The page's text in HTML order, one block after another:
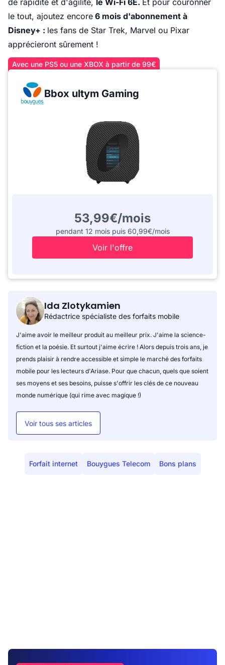
de rapidité et d'agilité, le Wi-Fi 6E. Et pour couronner
le tout, ajoutez encore 6 mois d'abonnement à
Disney+ : les fans de Star Trek, Marvel ou Pixar
apprécieront sûrement !
Avec une PS5 ou une XBOX à partir de 99€
Bbox ultym Gaming
53,99€/mois
pendant 12 mois puis 60,99€/mois
Voir l'offre
Ida Zlotykamien
Rédactrice spécialiste des forfaits mobile
J'aime avoir le meilleur produit au meilleur prix. J'aime la science-
fiction et la poésie. Et surtout j'aime écrire ! Alors depuis trois ans, je
prends plaisir à rendre accessible et simple le marché des forfaits
mobile pour les lecteurs d'Ariase. Pour que chacun, quels que soient
ses moyens et ses besoins, puisse s'offrir les clés de ce nouveau
monde numérique (qui rime avec magique !)
Voir tous ses articles
Forfait internet Bouygues Telecom Bons plans